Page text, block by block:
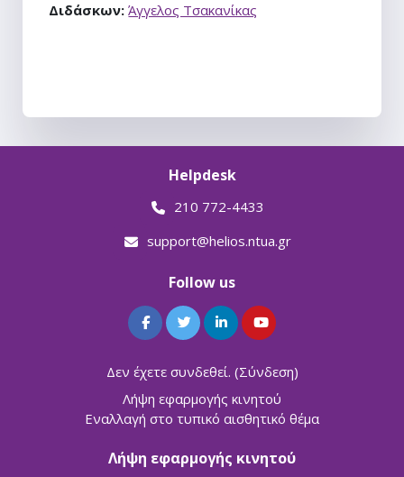
Διδάσκων:Άγγελος Τσακανίκας
Helpdesk
210 772-4433
support@helios.ntua.gr
Follow us
Δεν έχετε συνδεθεί. (Σύνδεση)
Λήψη εφαρμογής κινητού
Εναλλαγή στο τυπικό αισθητικό θέμα
Λήψη εφαρμογής κινητού